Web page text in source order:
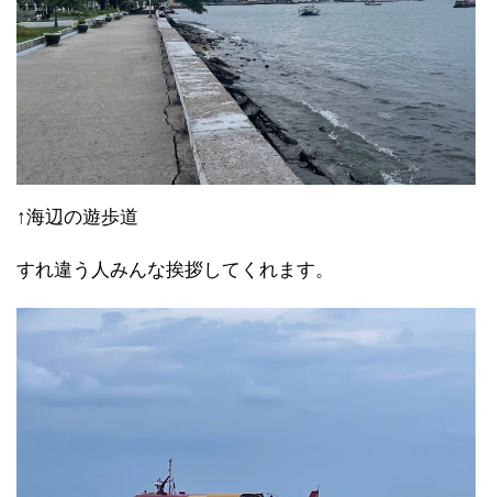
↑海辺の遊歩道
すれ違う人みんな挨拶してくれます。